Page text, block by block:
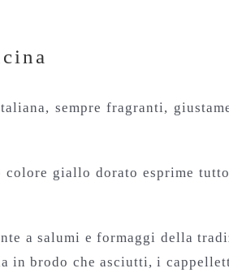
sempre fragranti,
colore giallo dorato esprime
a salumi e formaggi della
in brodo che asciutti, i